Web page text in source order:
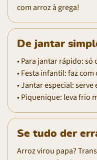
com arroz à grega!
De jantar
• Para jantar rápido:
• Festa infantil: faz
• Jantar especial:
• Piquenique: leva frio
Se tudo der
Arroz virou papa?